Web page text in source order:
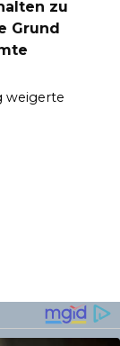
zu
Grund
weigerte